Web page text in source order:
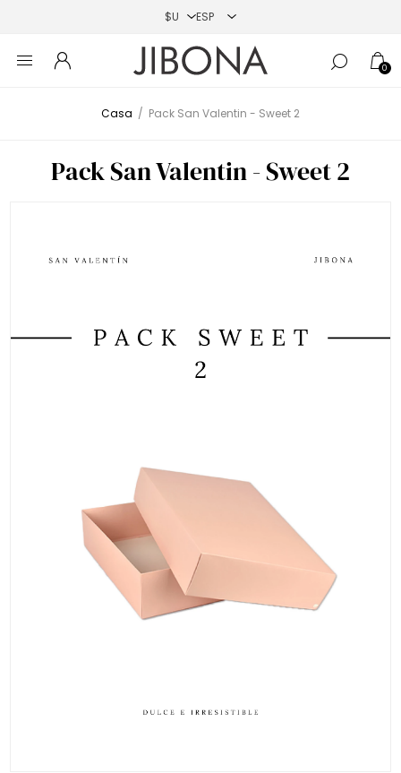
0
Casa / Pack San Valentin - Sweet 2
Pack San Valentin - Sweet 2